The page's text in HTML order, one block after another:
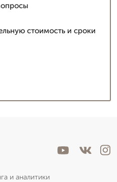
стоимость и сроки
и аналитики